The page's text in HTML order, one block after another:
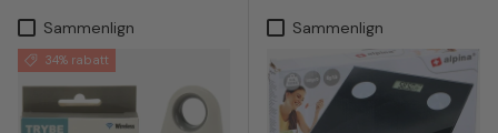
Sammenlign
34% rabatt
Sammenlign